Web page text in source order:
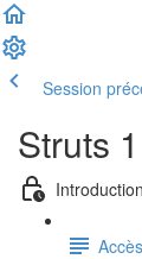
Session
Struts
Introduction